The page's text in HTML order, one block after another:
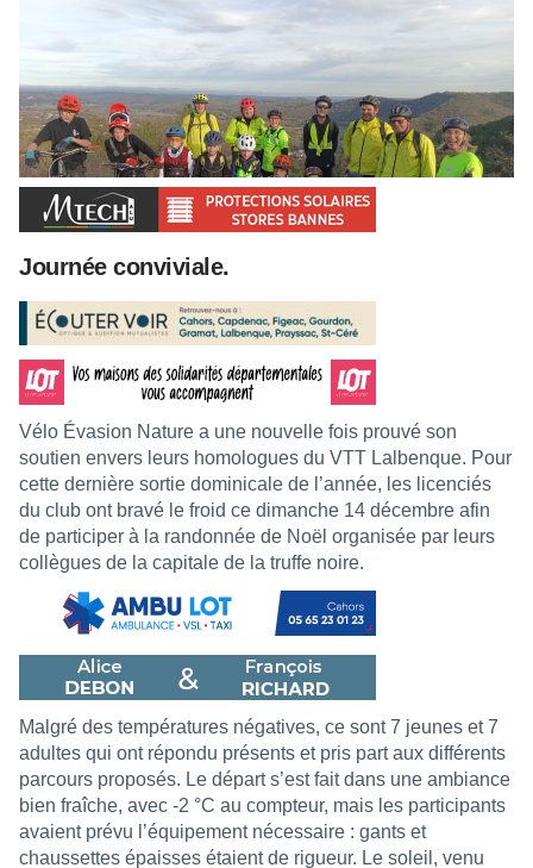
Journée conviviale.
Vélo Évasion Nature a une nouvelle fois prouvé son
soutien envers leurs homologues du VTT Lalbenque. Pour
cette dernière sortie dominicale de l’année, les licenciés
du club ont bravé le froid ce dimanche 14 décembre afin
de participer à la randonnée de Noël organisée par leurs
collègues de la capitale de la truffe noire.
Malgré des températures négatives, ce sont 7 jeunes et 7
adultes qui ont répondu présents et pris part aux différents
parcours proposés. Le départ s’est fait dans une ambiance
bien fraîche, avec -2 °C au compteur, mais les participants
avaient prévu l’équipement nécessaire : gants et
chaussettes épaisses étaient de rigueur. Le soleil, venu